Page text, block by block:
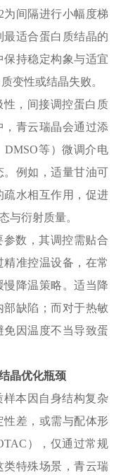
为间隔进行小幅度梯
适合蛋白质结晶的
持稳定构象与适宜
变性或结晶失败。
，间接调控蛋白质
青云瑞晶会通过添
DMSO等）微调介电
例如，适量甘油可
疏水相互作用，促进
与衍射质量。
数，其调控需贴合
准控温设备，在常
降温策略。适当降
缺陷；而对于热敏
因温度不当导致蛋
晶优化瓶颈
本因自身结构复杂
性差，或需与配体形
），仅通过常规
特殊场景，青云瑞